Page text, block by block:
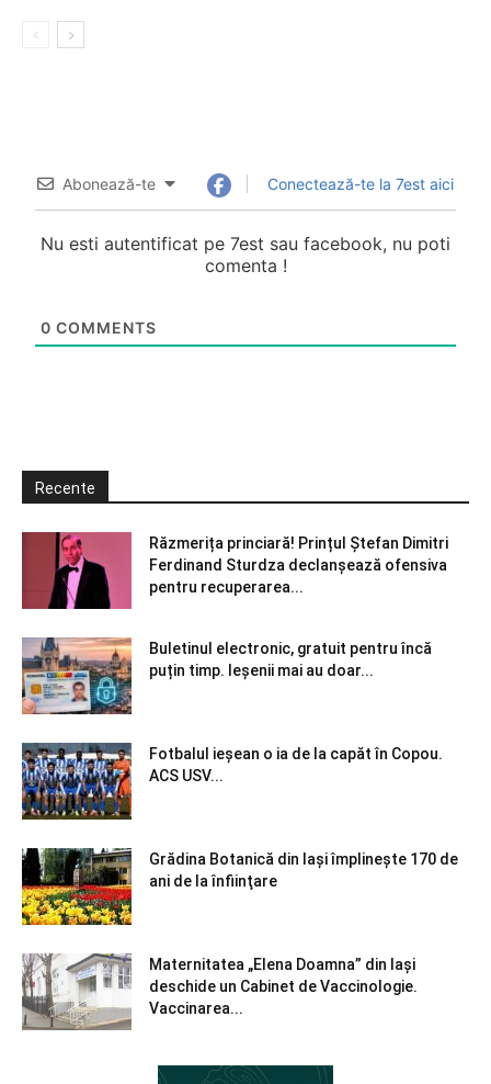
Abonează-te Conectează-te la 7est aici
Nu esti autentificat pe 7est sau facebook, nu poti
comenta !
0 COMMENTS
Recente
Răzmerița princiară! Prințul Ștefan Dimitri
Ferdinand Sturdza declanșează ofensiva
pentru recuperarea...
Buletinul electronic, gratuit pentru încă
puțin timp. Ieșenii mai au doar...
Fotbalul ieșean o ia de la capăt în Copou.
ACS USV...
Grădina Botanică din Iaşi împlineşte 170 de
ani de la înfiinţare
Maternitatea „Elena Doamna” din Iași
deschide un Cabinet de Vaccinologie.
Vaccinarea...